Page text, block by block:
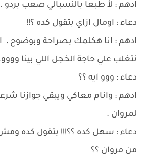
ادهم : لأ طبعا بالنسبالي صعب بردو .
دعاء : اومال ازاي بتقول كده ؟!!
ادهم : انا هكلمك بصراحة وبوضوح ،
نتغلب علي حاجة الخجل اللي بينا
دعاء : ووو ايه ؟؟
ادهم : وانام معاكي ويبقي جوازنا
لمروان .
دعاء : سهل كده ؟؟!!! بتقول كده ومش
من مروان ؟؟